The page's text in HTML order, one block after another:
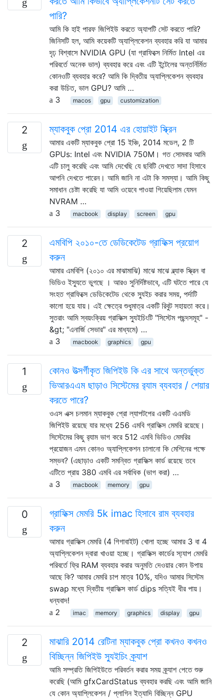
পারি?
আমি কি হাই পারফ জিপিইউ করতে অ্যাপটি সেট করতে পারি?
জিনিসটি হল, আমি কয়েকটি অ্যাপ্লিকেশন ব্যবহার করি যা আমার
দৃঢ় বিশ্বাসে NVIDIA GPU (যা গ্রাফিক্সে নির্মিত Intel এর
পরিবর্তে অনেক ভাল) ব্যবহার করে এবং এটি ইন্টেলের অন্তর্নির্মিত
কোনওটি ব্যবহার করে? আমি কি দ্বিতীয় অ্যাপ্লিকেশন ব্যবহার
করা উচিত, ভাল GPU? আমি …
3
macos gpu customization
2 ম্যাকবুক প্রো 2014 এর হোয়াইট স্ক্রিন
আমার একটি ম্যাকবুক প্রো 15 ইঞ্চি, 2014 মডেল, 2 টি
GPUs: Intel এবং NVIDIA 750M। গত সোমবার আমি
এটি চালু করেছি এবং আমি দেখেছি যে ছবিটি দেখতে সাদা হিসাবে
আপনি দেখতে পারেন। আমি জানি না এটা কি সমস্যা। আমি কিছু
সমাধান চেষ্টা করেছি যা আমি ওয়েবে পাওয়া গিয়েছিলাম যেমন
NVRAM …
3
macbook display screen gpu
2
এমবিপি ২০১০-তে ডেডিকেটেড গ্রাফিক্স প্রয়োগ
করুন
আমার এমবিপি (২০১০ এর মাঝামাঝি) মাঝে মাঝে ব্ল্যাক স্ক্রিন বা
ভিডিও ইস্যুতে ভুগছে । আরও সুনির্দিষ্টভাবে, এটি ঘটতে পারে যে
সংহত গ্রাফিক্সে ডেডিকেটেড থেকে স্যুইচ করার সময়, পর্দাটি
কালো হয়ে যায়। এই ক্ষেত্রে শুধুমাত্র একটি রিবুট সহায়তা করে।
সুতরাং আমি স্বয়ংক্রিয় গ্রাফিক্স স্যুইচিংটি "সিস্টেম পছন্দসমূহ" -
&gt; "এনার্জি সেভার" এর মাধ্যমে) …
3
macbook graphics gpu
1
কোনও উত্সর্গীকৃত জিপিইউ কি এর সাথে অন্তর্ভুক্ত
ভিআরএএম ছাড়াও সিস্টেমের র‌্যাম ব্যবহার / শেয়ার
করতে পারে?
ওএস এক্স চলমান ম্যাকবুক প্রো ল্যাপটপের একটি এএমডি
জিপিইউ রয়েছে যার মধ্যে 256 এমবি গ্রাফিক্স মেমরি রয়েছে।
সিস্টেমের কিছু র‌্যাম ভাগ করে 512 এমবি ভিডিও মেমরির
প্রয়োজন এমন কোনও অ্যাপ্লিকেশন চালানো কি মেশিনের পক্ষে
সম্ভব? (এছাড়াও একটি সমন্বিত গ্রাফিক্স কার্ড রয়েছে তবে
এটিতে প্রায় 380 এমবি এর সর্বাধিক (ভাগ করা) …
3
macbook memory gpu
0
গ্রাফিক্স মেমরি 5k imac হিসাবে রাম ব্যবহার
করুন
আমার গ্রাফিক্স মেমরি (4 গিগাবাইট) খোলা হচ্ছে আমার 3 বা 4
অ্যাপ্লিকেশন দ্বারা খাওয়া হচ্ছে। গ্রাফিক্স কার্ডের স্য্যাপ মেমরি
পরিবর্তে ফ্রি RAM ব্যবহার করার অনুমতি দেওয়ার কোন উপায়
আছে কি? আমার মেমরি চাপ মাত্র 10%, যদিও আমার সিস্টেম
swap মধ্যে দ্বিতীয় গ্রাফিক্স কার্ড dips সত্যিই ধীর পায়।
ধন্যবাদ!
2
imac memory graphics display gpu
2
মাঝারি 2014 রেটিনা ম্যাকবুক প্রো কখনও কখনও
বিচ্ছিন্ন জিপিইউ স্যুইচিং ক্র্যাশ
আমি সম্প্রতি জিপিইউতে পরিবর্তন করার সময় ক্র্যাশ পেতে শুরু
করেছি (আমি gfxCardStatus ব্যবহার করছি এবং আমি জানি
যে কোন অ্যাপ্লিকেশন / প্লাগিন ইত্যাদি বিচ্ছিন্ন GPU